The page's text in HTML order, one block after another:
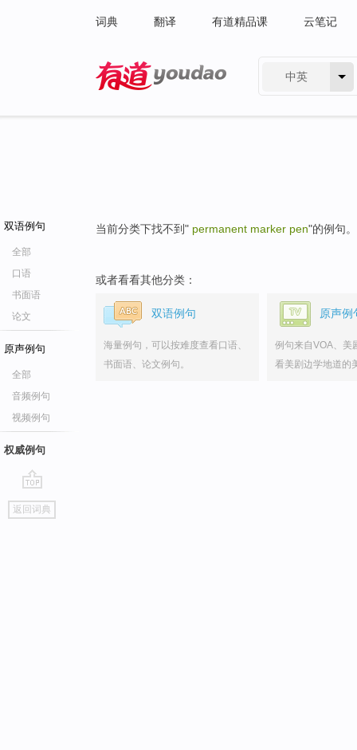
词典 翻译 有道精品课 云笔记
中英
双语例句
全部
口语
书面语
论文
原声例句
全部
音频例句
视频例句
权威例句
go
top
返回词典
当前分类下找不到" permanent marker pen"的例句。
或者看看其他分类：
双语例句
海量例句，可以按难度查看口语、
书面语、论文例句。
原声例
例句来自VOA、美
看美剧边学地道的